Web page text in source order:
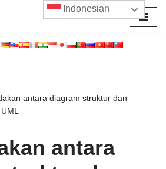
antara diagram struktur dan
antara
Indonesian